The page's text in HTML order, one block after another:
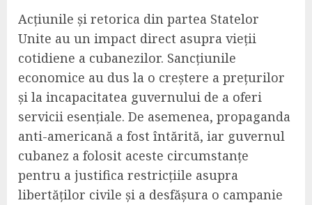
Acțiunile și retorica din partea Statelor
Unite au un impact direct asupra vieții
cotidiene a cubanezilor. Sancțiunile
economice au dus la o creștere a prețurilor
și la incapacitatea guvernului de a oferi
servicii esențiale. De asemenea, propaganda
anti-americană a fost întărită, iar guvernul
cubanez a folosit aceste circumstanțe
pentru a justifica restricțiile asupra
libertăților civile și a desfășura o campanie